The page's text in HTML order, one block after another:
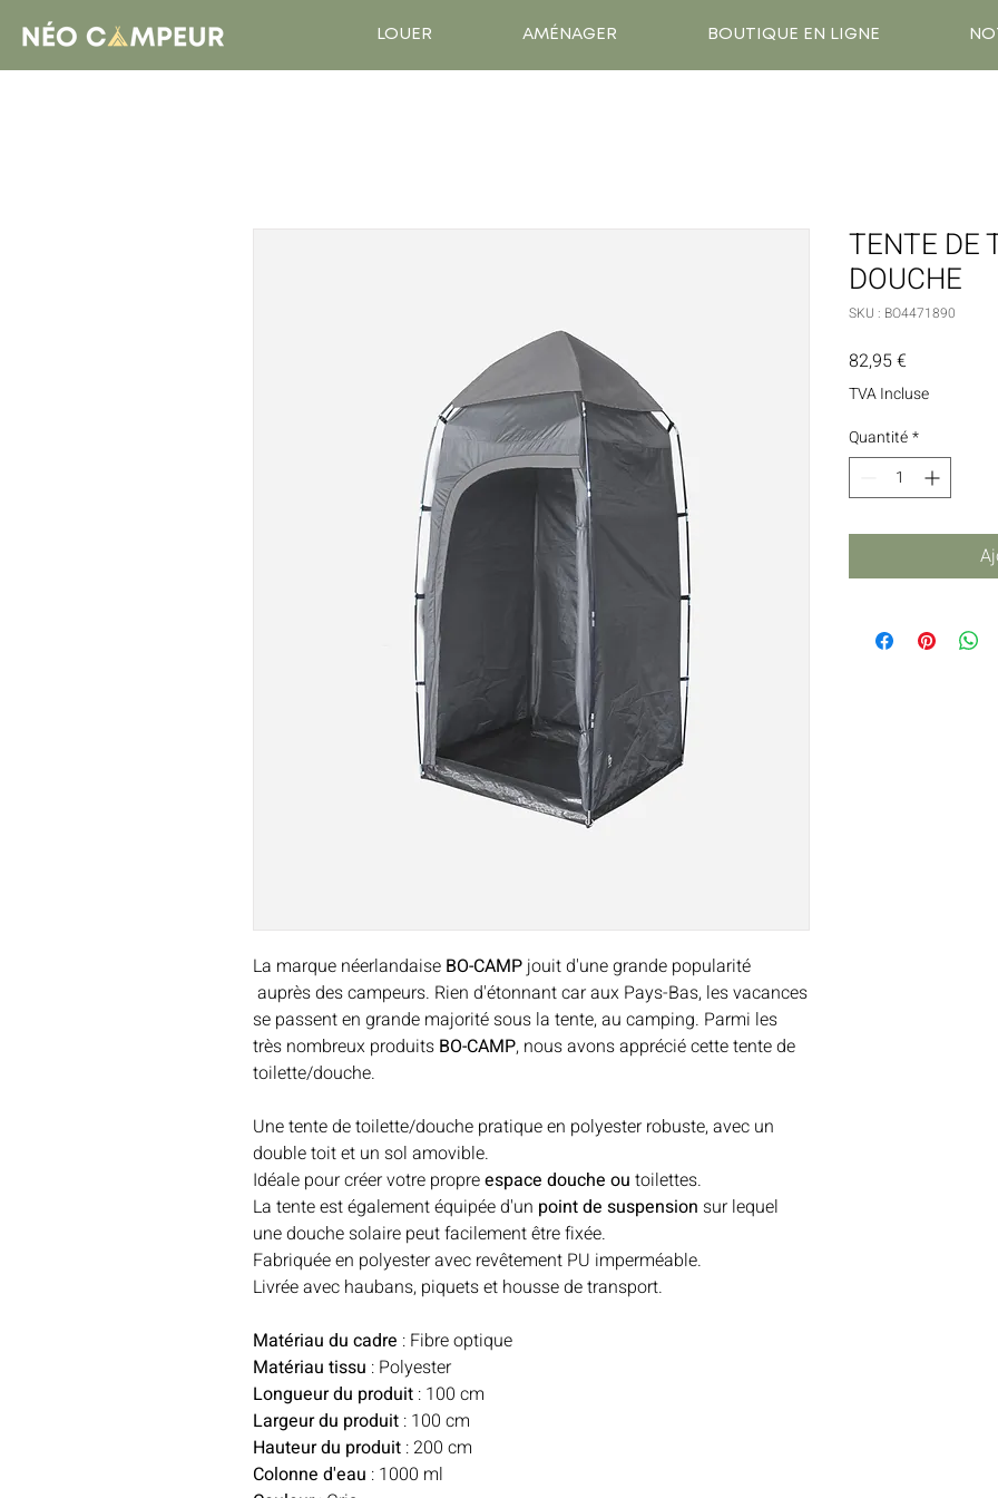
LOUER AMÉNAGER BOUTIQUE EN LIGNE
La marque néerlandaise BO-CAMP jouit d'une grande popularité
auprès des campeurs. Rien d'étonnant car aux Pays-Bas, les vacances
se passent en grande majorité sous la tente, au camping. Parmi les
très nombreux produits BO-CAMP, nous avons apprécié cette tente de
toilette/douche.
Une tente de toilette/douche pratique en polyester robuste, avec un
double toit et un sol amovible.
Idéale pour créer votre propreespace douche ou toilettes.
La tente est également équipée d'un point de suspension sur lequel
une douche solaire peut facilement être fixée.
Fabriquée en polyester avec revêtement PU imperméable.
Livrée avec haubans, piquets et housse de transport.
Matériau du cadre : Fibre optique
Matériau tissu : Polyester
Longueur du produit : 100 cm
Largeur du produit : 100 cm
Hauteur du produit : 200 cm
Colonne d'eau : 1000 ml
TENTE DE
DOUCHE
SKU : BO4471890
82,95 €
TVA Incluse
Quantité*